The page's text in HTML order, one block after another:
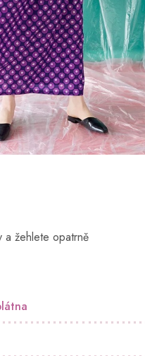
a žehlete opatrně